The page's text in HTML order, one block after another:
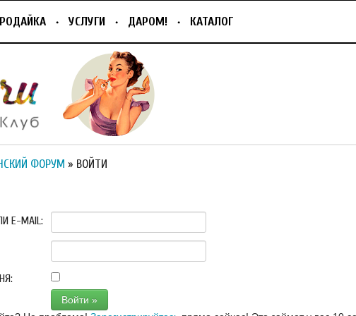
УСЛУГИ ДАРОМ! КАТАЛОГ
ФОРУМ » ВОЙТИ
E-MAIL: